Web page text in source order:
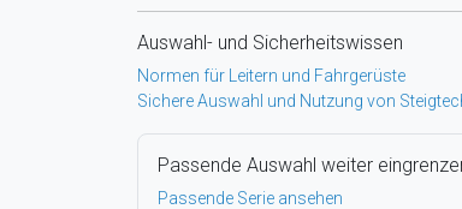
Auswahl- und Sicherheitswissen
Normen für Leitern und Fahrgerüste
Sichere Auswahl und Nutzung von
Passende Auswahl weiter
Passende Serie ansehen